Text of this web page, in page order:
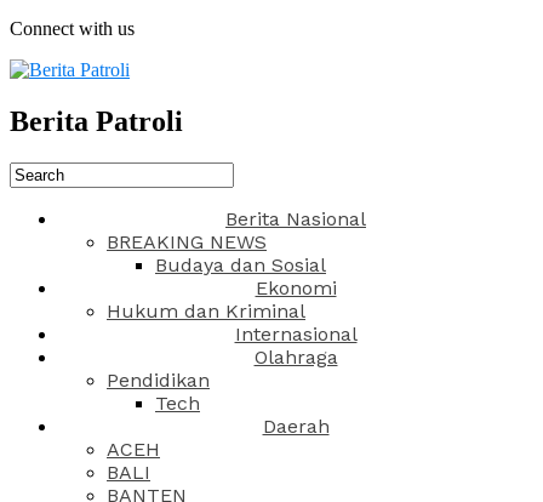
Connect with us
Berita Patroli
Berita Nasional
BREAKING NEWS
Budaya dan Sosial
Ekonomi
Hukum dan Kriminal
Internasional
Olahraga
Pendidikan
Tech
Daerah
ACEH
BALI
BANTEN